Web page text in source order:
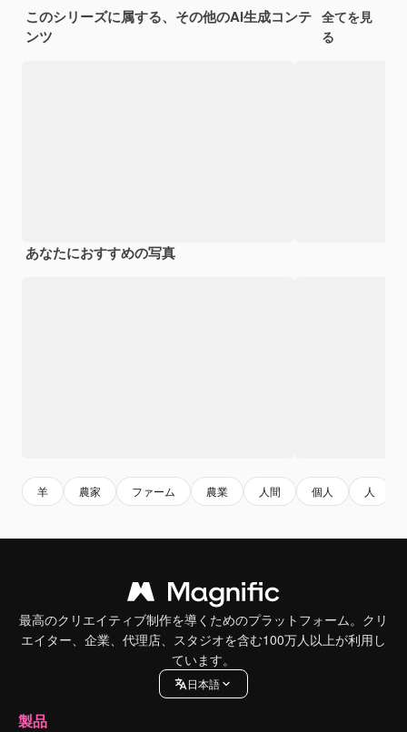
このシリーズに属する、その他のAI生成コンテ
ンツ
全てを見
る
あなたにおすすめの写真
羊 農家 ファーム 農業 人間 個人 人
最高のクリエイティブ制作を導くためのプラットフォーム。クリ
エイター、企業、代理店、スタジオを含む100万人以上が利用し
ています。
日本語
製品